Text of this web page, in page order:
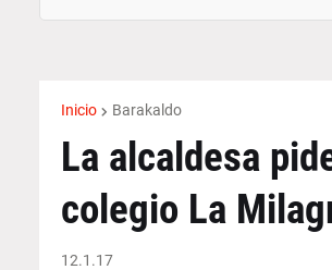
Inicio Barakaldo
La alcaldesa
colegio La
12.1.17